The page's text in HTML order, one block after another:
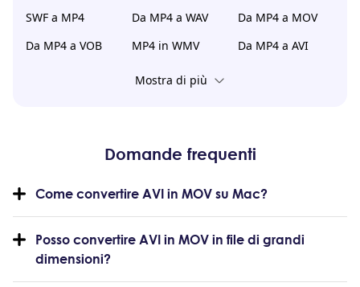
SWF a MP4
Da MP4 a WAV
Da MP4 a MOV
Da MP4 a VOB
MP4 in WMV Da MP4 a AVI
Mostra di più
Domande frequenti
Come convertire AVI in MOV su Mac?
Posso convertire AVI in MOV in file di grandi
dimensioni?